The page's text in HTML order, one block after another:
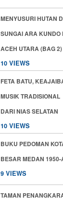
MENYUSURI HUTAN
SUNGAI ARA KUNDO
ACEH UTARA (BAG 2)
10 VIEWS
FETA BATU,
MUSIK TRADISIONAL
DARI NIAS SELATAN
10 VIEWS
BUKU PEDOMAN
BESAR MEDAN 1950-
9 VIEWS
TAMAN